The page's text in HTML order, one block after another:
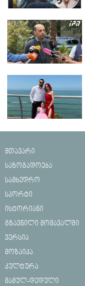
მთავარი
საზოგადოება
სამხედრო
სპორტი
ისტორიანი
გზავნილი მომავალში
ვერსია
მოზაიკა
კულტურა
მამულ-დედული